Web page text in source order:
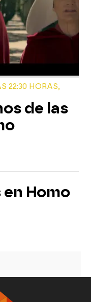
22:30 HORAS,
de las
Homo